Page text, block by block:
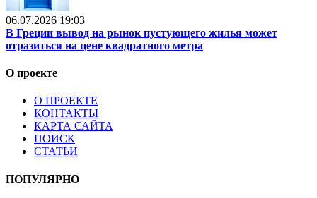
06.07.2026 19:03
В Греции вывод на рынок пустующего жилья может
отразиться на цене квадратного метра
О проекте
О ПРОЕКТЕ
КОНТАКТЫ
КАРТА САЙТА
ПОИСК
СТАТЬИ
ПОПУЛЯРНО